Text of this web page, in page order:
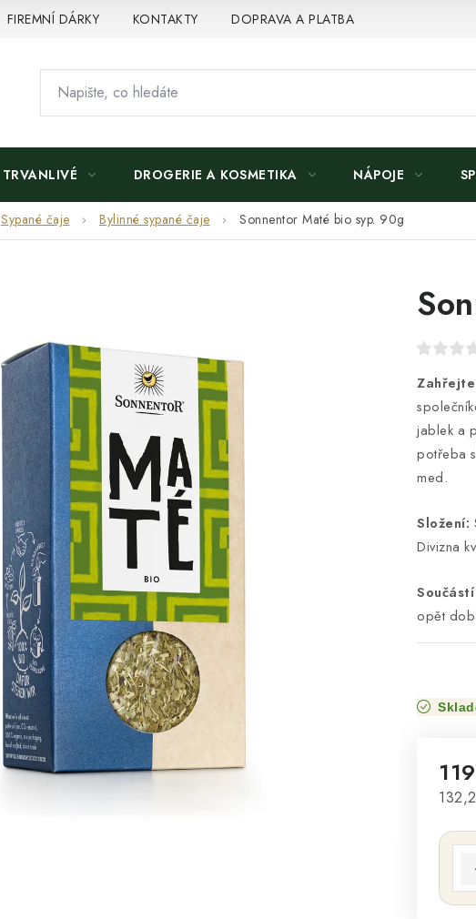
FIREMNÍ DÁRKY KONTAKTY DOPRAVA A PLATBA
TRVANLIVÉ DROGERIE A KOSMETIKA NÁPOJE
Sypané čaje Bylinné sypané čaje Sonnentor Maté bio syp. 90g
Zahřejte
jablek a
potřeba
med.
Složení:
Divizna
opět